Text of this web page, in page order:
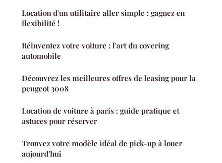
Location d'un utilitaire aller simple : gagnez en
flexibilité !
Réinventez votre voiture : l'art du covering
automobile
Découvrez les meilleures offres de leasing pour la
peugeot 3008
Location de voiture à paris : guide pratique et
astuces pour réserver
Trouvez votre modèle idéal de pick-up à louer
aujourd'hui